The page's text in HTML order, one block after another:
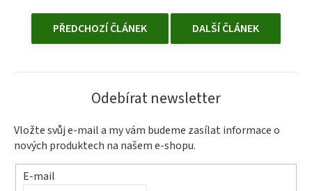
PŘEDCHOZÍ ČLÁNEK DALŠÍ ČLÁNEK
Odebírat newsletter
Vložte svůj e-mail a my vám budeme zasílat informace o
nových produktech na našem e-shopu.
E-mail